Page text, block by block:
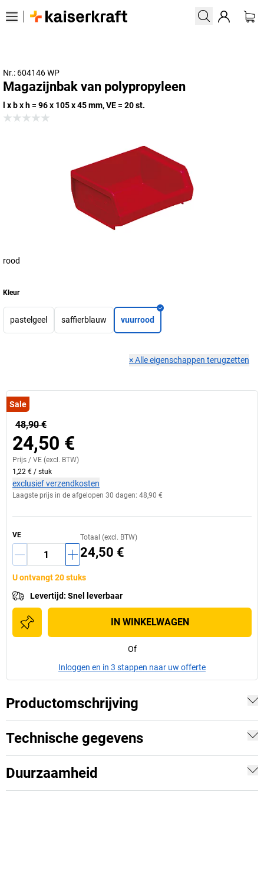
Nr.: 604146 WP
Magazijnbak van polypropyleen
l x b x h = 96 x 105 x 45 mm, VE = 20 st.
rood
Kleur
pastelgeel saffierblauw vuurrood
×Alle eigenschappen terugzetten
Sale
48,90 €
24,50 €
Prijs / VE (excl. BTW)
1,22 € / stuk
exclusief verzendkosten
Laagste prijs in de afgelopen 30 dagen: 48,90 €
VE Totaal (excl. BTW)
24,50 €
U ontvangt 20 stuks
Levertijd: Snel leverbaar
IN WINKELWAGEN
Of
Inloggen en in 3 stappen naar uw offerte
Productomschrijving
Technische gegevens
Duurzaamheid